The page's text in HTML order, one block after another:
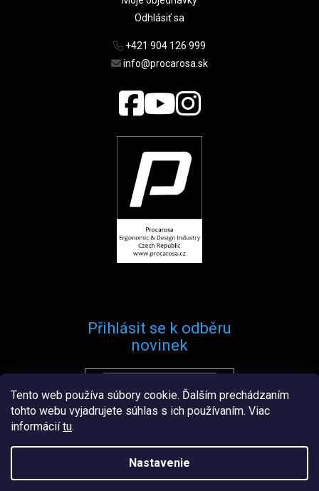
Tento web používa súbory cookie. Ďalším prechádzaním
tohto webu vyjadrujete súhlas s ich používaním. Viac
informáciítu.
Nastavenie
Odhlásiť sa
+421 904 126 999
info@procarosa.sk
Přihlásit se k odběru
novinek
Přihlásit se
VytvořilŠtefan Mazáň